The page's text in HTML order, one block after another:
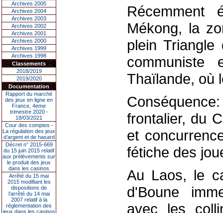
Archives 2005
Archives 2004
Archives 2003
Archives 2002
Archives 2001
Archives 2000
Archives 1999
Archives 1998
Classements
2018/2019
2019/2020
Documentation
Rapport du marché
des jeux en ligne en
France, 4eme
trimestre 2020 -
18/03/2021
Cour des comptes -
La régulation des jeux
d’argent et de hasard
Décret n° 2015-669
du 15 juin 2015 relatif
aux prélèvements sur
le produit des jeux
dans les casinos
Arrêté du 15 mai
2015 modifiant les
dispositions de
l’arrêté du 14 mai
2007 relatif à la
réglementation des
jeux dans les casinos
Mékong, la
plein
Thaïlande, où
frontalier, du
et
fétiche des
Au Laos, le
d'Boune
avec les